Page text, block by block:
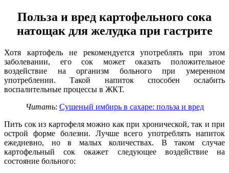
Польза и вред картофельного сока
натощак для желудка при гастрите
Хотя картофель не рекомендуется употреблять при этом
заболевании, его сок может оказать положительное
воздействие на организм больного при умеренном
употреблении. Такой напиток способен ослабить
воспалительные процессы в ЖКТ.
Читать: Сушеный имбирь в сахаре: польза и вред
Пить сок из картофеля можно как при хронической, так и при
острой форме болезни. Лучше всего употреблять напиток
ежедневно, но в малых количествах. В таком случае
картофельный сок окажет следующее воздействие на
состояние больного: